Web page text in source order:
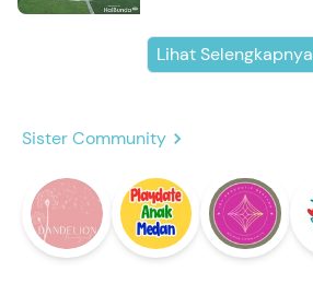
Lihat Selengkapnya
Sister Community